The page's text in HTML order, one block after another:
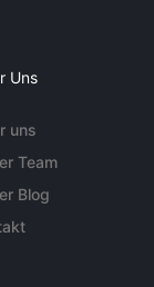
Uns
uns
Team
Blog